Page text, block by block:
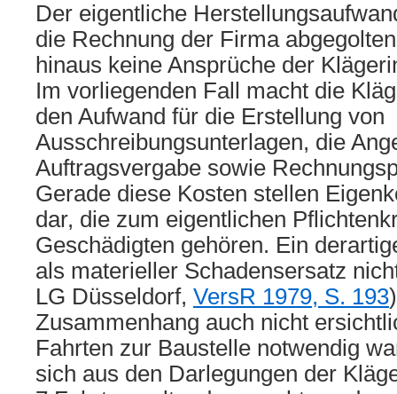
Der eigentliche
die Rechnung der Firma
hinaus keine Ansprüche der
Im vorliegenden Fall macht die
den Aufwand für die Erstellung von
Ausschreibungsunterlagen, die
Auftragsvergabe sowie
Gerade diese Kosten stellen
dar, die zum eigentlichen
Geschädigten gehören. Ein
als materieller Schadensersatz
LG Düsseldorf, VersR 1979, S. 193
Zusammenhang auch nicht
Fahrten zur Baustelle notwendig
sich aus den Darlegungen der